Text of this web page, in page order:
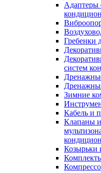
Адаптеры
Гребенки
систем
Зимние
Кабель и
Клапаны
Козырьки